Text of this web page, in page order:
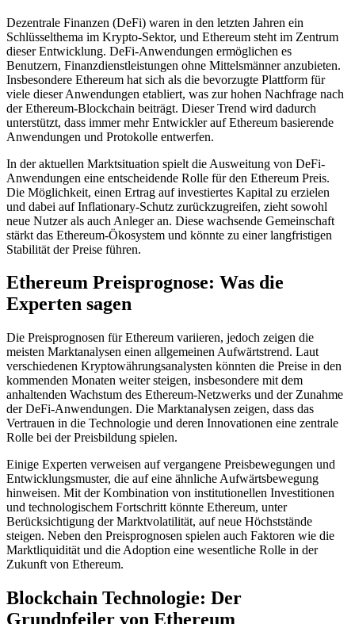
Dezentrale Finanzen (DeFi) waren in den letzten Jahren ein
Schlüsselthema im Krypto-Sektor, und Ethereum steht im Zentrum
dieser Entwicklung. DeFi-Anwendungen ermöglichen es
Benutzern, Finanzdienstleistungen ohne Mittelsmänner anzubieten.
Insbesondere Ethereum hat sich als die bevorzugte Plattform für
viele dieser Anwendungen etabliert, was zur hohen Nachfrage nach
der Ethereum-Blockchain beiträgt. Dieser Trend wird dadurch
unterstützt, dass immer mehr Entwickler auf Ethereum basierende
Anwendungen und Protokolle entwerfen.
In der aktuellen Marktsituation spielt die Ausweitung von DeFi-
Anwendungen eine entscheidende Rolle für den Ethereum Preis.
Die Möglichkeit, einen Ertrag auf investiertes Kapital zu erzielen
und dabei auf Inflationary-Schutz zurückzugreifen, zieht sowohl
neue Nutzer als auch Anleger an. Diese wachsende Gemeinschaft
stärkt das Ethereum-Ökosystem und könnte zu einer langfristigen
Stabilität der Preise führen.
Ethereum Preisprognose: Was die
Experten sagen
Die Preisprognosen für Ethereum variieren, jedoch zeigen die
meisten Marktanalysen einen allgemeinen Aufwärtstrend. Laut
verschiedenen Kryptowährungsanalysten könnten die Preise in den
kommenden Monaten weiter steigen, insbesondere mit dem
anhaltenden Wachstum des Ethereum-Netzwerks und der Zunahme
der DeFi-Anwendungen. Die Marktanalysen zeigen, dass das
Vertrauen in die Technologie und deren Innovationen eine zentrale
Rolle bei der Preisbildung spielen.
Einige Experten verweisen auf vergangene Preisbewegungen und
Entwicklungsmuster, die auf eine ähnliche Aufwärtsbewegung
hinweisen. Mit der Kombination von institutionellen Investitionen
und technologischem Fortschritt könnte Ethereum, unter
Berücksichtigung der Marktvolatilität, auf neue Höchststände
steigen. Neben den Preisprognosen spielen auch Faktoren wie die
Marktliquidität und die Adoption eine wesentliche Rolle in der
Zukunft von Ethereum.
Blockchain Technologie: Der
Grundpfeiler von Ethereum